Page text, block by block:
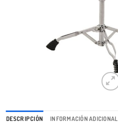
DESCRIPCIÓN INFORMACIÓN ADICIONAL